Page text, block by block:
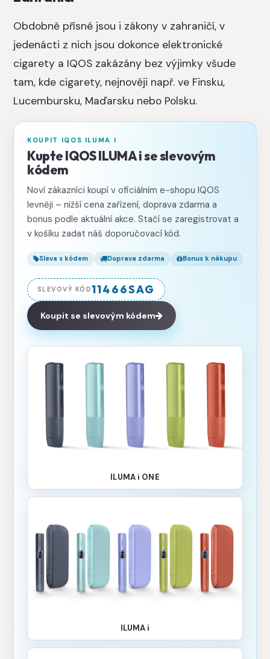
Obdobně přísné jsou i zákony v zahraničí, v
jedenácti z nich jsou dokonce elektronické
cigarety a IQOS zakázány bez výjimky všude
tam, kde cigarety, nejnověji např. ve Finsku,
Lucembursku, Maďarsku nebo Polsku.
KOUPIT IQOS ILUMA I
Kupte IQOS ILUMA i se slevovým
kódem
Noví zákazníci koupí v oficiálním e-shopu IQOS
levněji – nižší cena zařízení, doprava zdarma a
bonus podle aktuální akce. Stačí se zaregistrovat a
v košíku zadat náš doporučovací kód.
Sleva s kódem Doprava zdarma Bonus k nákupu
SLEVOVÝ KÓD11466SAG
Koupit se slevovým kódem
ILUMA i ONE
ILUMA i